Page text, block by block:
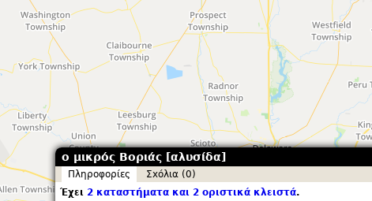
ο μικρός Βοριάς [αλυσίδα]
Πληροφορίες
Σxόλια (0)
Έχει 2 καταστήματα και 2 οριστικά κλειστά.